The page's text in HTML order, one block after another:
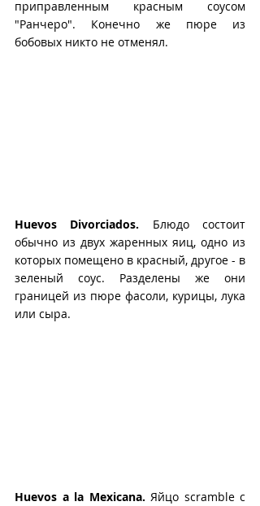
приправленным красным соусом
"Ранчеро". Конечно же пюре из
бобовых никто не отменял.
Huevos Divorciados. Блюдо состоит
обычно из двух жаренных яиц, одно из
которых помещено в красный, другое - в
зеленый соус. Разделены же они
границей из пюре фасоли, курицы, лука
или сыра.
Huevos a la Mexicana. Яйцо scramble с